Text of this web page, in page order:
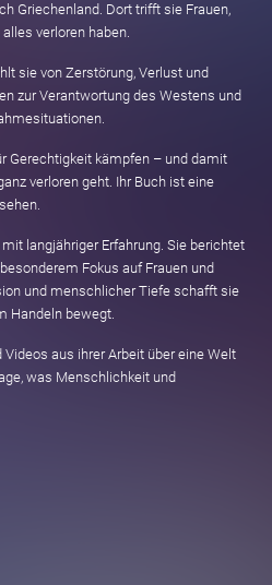
Griechenland. Dort trifft sie Frauen,
verloren haben.
sie von Zerstörung, Verlust und
zur Verantwortung des Westens und
Gerechtigkeit kämpfen – und damit
verloren geht. Ihr Buch ist eine
langjähriger Erfahrung. Sie berichtet
Fokus auf Frauen und
und menschlicher Tiefe schafft sie
Handeln bewegt.
Videos aus ihrer Arbeit über eine Welt
was Menschlichkeit und